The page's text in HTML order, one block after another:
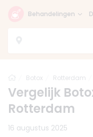
Behandelingen
Home
Botox Rotterdam
Vergelijk
Rotterdam
16 augustus 2025